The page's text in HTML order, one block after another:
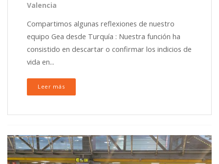
Valencia
Compartimos algunas reflexiones de nuestro
equipo Gea desde Turquía : Nuestra función ha
consistido en descartar o confirmar los indicios de
vida en...
Leer más